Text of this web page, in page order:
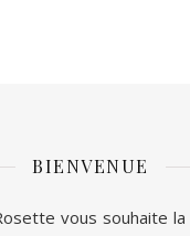
BIENVENUE
vous souhaite la